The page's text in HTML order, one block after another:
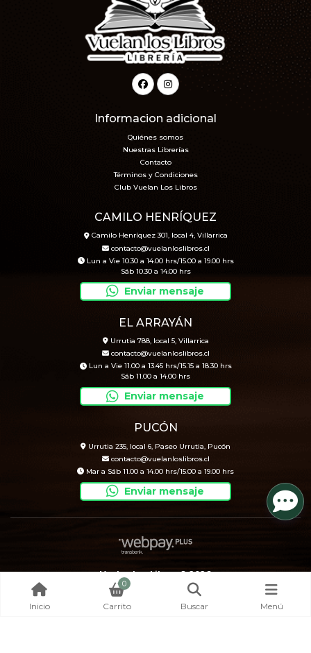
Informacion adicional
Quiénes somos
Nuestras Librerías
Contacto
Términos y Condiciones
Club Vuelan Los Libros
CAMILO HENRÍQUEZ
Camilo Henríquez 301, local 4, Villarrica
contacto@vuelanloslibros.cl
Lun a Vie 10.30 a 14.00 hrs/15.00 a 19.00 hrs
Sáb 10.30 a 14.00 hrs
Enviar mensaje
EL ARRAYÁN
Urrutia 788, local 5, Villarrica
contacto@vuelanloslibros.cl
Lun a Vie 11.00 a 13.45 hrs/15.15 a 18.30 hrs
Sáb 11.00 a 14.00 hrs
Enviar mensaje
PUCÓN
Urrutia 235, local 6, Paseo Urrutia, Pucón
contacto@vuelanloslibros.cl
Mar a Sáb 11.00 a 14.00 hrs/15.00 a 19.00 hrs
Enviar mensaje
Vuelan Los Libros © 2026
Creado por
Bsale
Inicio
0
Carrito Buscar Menú